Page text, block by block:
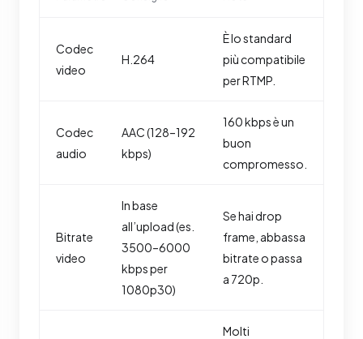
Codec
video
H.264
È lo standard
più compatibile
per RTMP.
Codec
audio
AAC (128–192
kbps)
160 kbps è un
buon
compromesso.
Bitrate
video
In base
all’upload (es.
3500–6000
kbps per
1080p30)
Se hai drop
frame, abbassa
bitrate o passa
a 720p.
Molti